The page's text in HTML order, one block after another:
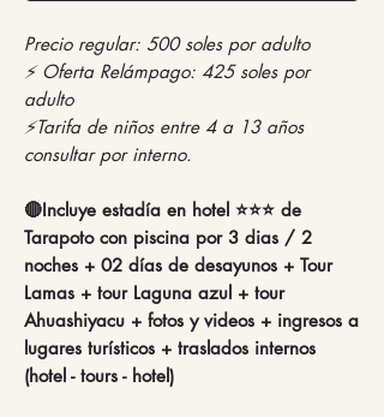
Precio regular: 500 soles por adulto
⚡ Oferta Relámpago: 425 soles por
adulto
⚡Tarifa de niños entre 4 a 13 años
consultar por interno.
🔴Incluye estadía en hotel ⭐⭐⭐ de
Tarapoto con piscina por 3 dias / 2
noches + 02 días de desayunos + Tour
Lamas + tour Laguna azul + tour
Ahuashiyacu + fotos y videos + ingresos a
lugares turísticos + traslados internos
(hotel - tours - hotel)